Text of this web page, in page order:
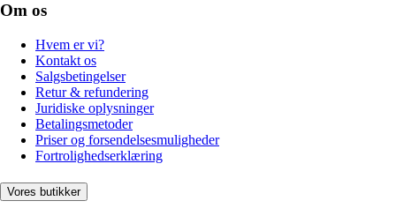
Om os
Hvem er vi?
Kontakt os
Salgsbetingelser
Retur & refundering
Juridiske oplysninger
Betalingsmetoder
Priser og forsendelsesmuligheder
Fortrolighedserklæring
Vores butikker